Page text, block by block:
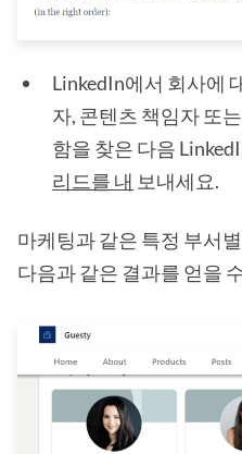
LinkedIn에서 회사에
자, 콘텐츠 책임자 또
함을 찾은 다음
리드를 내 보내세요.
마케팅과 같은 특정 부서
다음과 같은 결과를 얻을